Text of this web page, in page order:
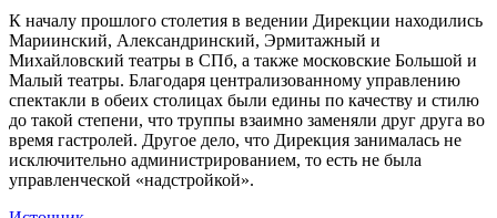
К началу прошлого столетия в ведении Дирекции находились
Мариинский, Александринский, Эрмитажный и
Михайловский театры в СПб, а также московские Большой и
Малый театры. Благодаря централизованному управлению
спектакли в обеих столицах были едины по качеству и стилю
до такой степени, что труппы взаимно заменяли друг друга во
время гастролей. Другое дело, что Дирекция занималась не
исключительно администрированием, то есть не была
управленческой «надстройкой».